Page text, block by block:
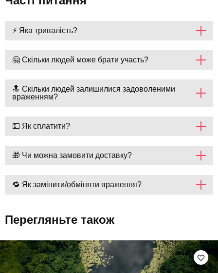
⚡ Яка тривалість?
🤗 Скільки людей може брати участь?
🔝 Скільки людей залишилися задоволеними
враженням?
💵 Як сплатити?
🎁 Чи можна замовити доставку?
🔁 Як замінити/обміняти враження?
Перегляньте також